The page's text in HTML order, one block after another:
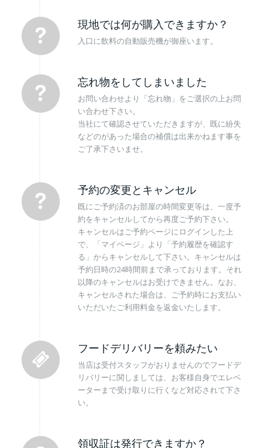
現地では何が購入できますか？
入口に飲料の自動販売機が御座います。
忘れ物をしてしまいました
お問い合わせより「忘れ物」をご選択の上お問
い合わせ下さい。
当社にて確認させていただきますが、既に紛失
などのがあった場合の補償は出来かねます事を
ご了承下さいませ。
予約の変更とキャンセル
既にご予約済のお部屋の時間変更等は、一度予
約をキャンセルしてから再度ご予約下さい。
キャンセルはご予約ページにログインした上
で、「マイページ」より「予約履歴を確認す
る」からキャンセルして下さい。キャンセルは
予約日時の24時間前まで承っております。それ
以降のキャンセルはお受けできません。なお、
キャンセルされた場合は、ご予約時にお支払い
いただいたご利用料金を返金いたします。
フードデリバリーを頼みたい
当店は受付スタッフがおりませんのでフードデ
リバリーに関しましては、お客様自身でエレベ
ーターまで受け取りに行くなど対応されて下さ
い。
領収証は発行できますか？